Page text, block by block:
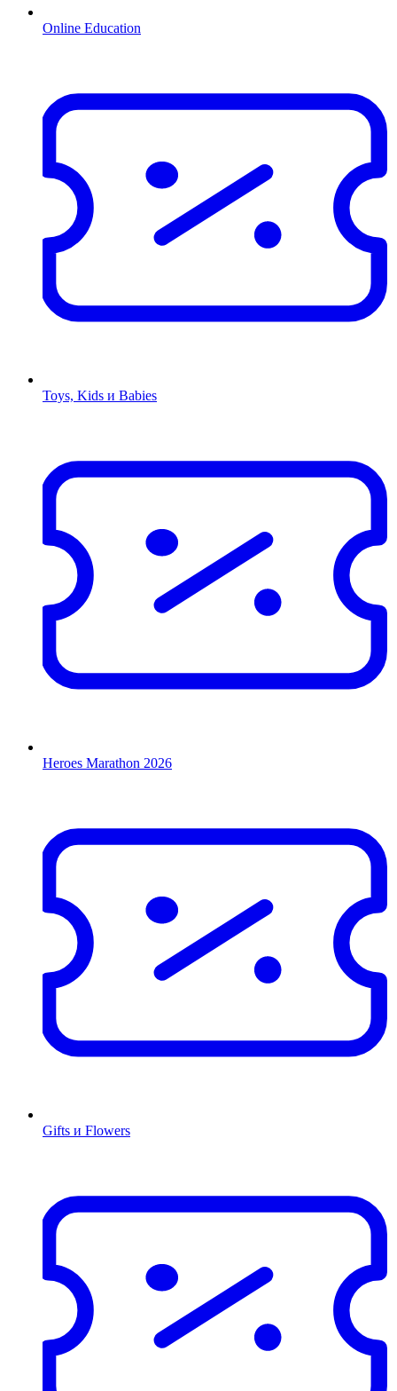
Online Education
Toys, Kids и Babies
Heroes Marathon 2026
Gifts и Flowers